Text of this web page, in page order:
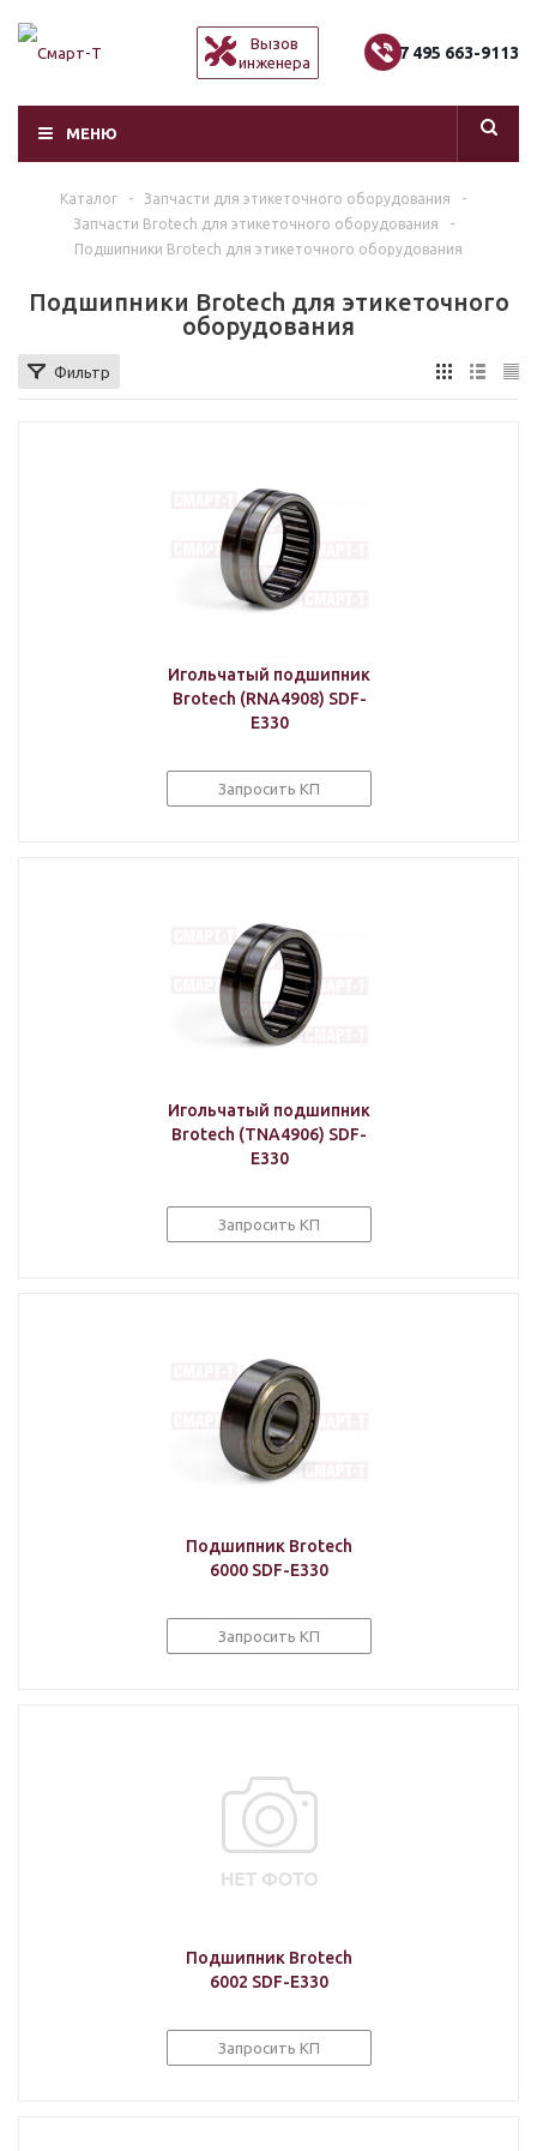
Вызов
инженера
+7 495 663-9113
МЕНЮ
Каталог - Запчасти для этикеточного оборудования
-
Запчасти Brotech для этикеточного оборудования
-
Подшипники Brotech для этикеточного оборудования
Подшипники Brotech для этикеточного
оборудования
Фильтр
Игольчатый подшипник
Brotech (RNA4908) SDF-
E330
Запросить КП
Игольчатый подшипник
Brotech (TNA4906) SDF-
E330
Запросить КП
Подшипник Brotech
6000 SDF-E330
Запросить КП
Подшипник Brotech
6002 SDF-E330
Запросить КП